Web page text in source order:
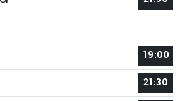
19:00
21:30